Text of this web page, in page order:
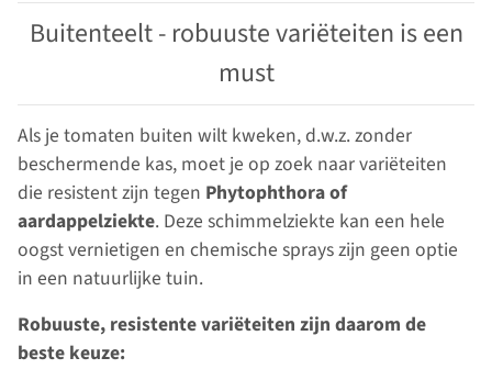
Buitenteelt - robuuste variëteiten is een
must
Als je tomaten buiten wilt kweken, d.w.z. zonder
beschermende kas, moet je op zoek naar variëteiten
die resistent zijn tegen Phytophthora of
aardappelziekte. Deze schimmelziekte kan een hele
oogst vernietigen en chemische sprays zijn geen optie
in een natuurlijke tuin.
Robuuste, resistente variëteiten zijn daarom de
beste keuze: